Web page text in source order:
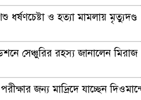
ধর্ষণচেষ্টা ও হত্যা মামলায় মৃত্যুদণ্ড
সেঞ্চুরির রহস্য জানালেন মিরাজ
জন্য মাদ্রিদে যাচ্ছেন